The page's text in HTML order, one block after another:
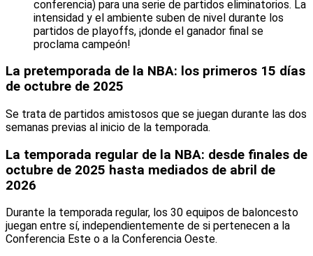
conferencia) para una serie de partidos eliminatorios. La
intensidad y el ambiente suben de nivel durante los
partidos de playoffs, ¡donde el ganador final se
proclama campeón!
La pretemporada de la NBA: los primeros 15 días
de octubre de 2025
Se trata de partidos amistosos que se juegan durante las dos
semanas previas al inicio de la temporada.
La temporada regular de la NBA: desde finales de
octubre de 2025 hasta mediados de abril de
2026
Durante la temporada regular, los 30 equipos de baloncesto
juegan entre sí, independientemente de si pertenecen a la
Conferencia Este o a la Conferencia Oeste.